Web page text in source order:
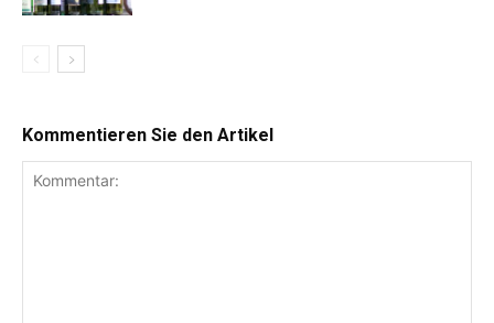
Kommentieren Sie den Artikel